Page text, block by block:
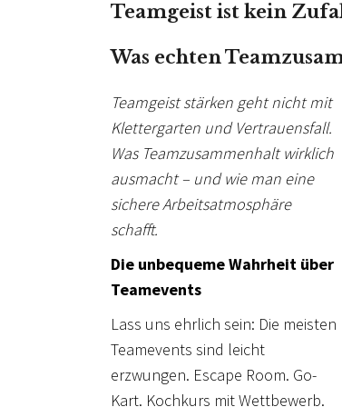
Teamgeist ist kein
Was echten
Teamgeist stärken geht nicht mit
Klettergarten und Vertrauensfall.
Was Teamzusammenhalt wirklich
ausmacht – und wie man eine
sichere Arbeitsatmosphäre
schafft.
Die unbequeme Wahrheit über
Teamevents
Lass uns ehrlich sein: Die meisten
Teamevents sind leicht
erzwungen. Escape Room. Go-
Kart. Kochkurs mit Wettbewerb.